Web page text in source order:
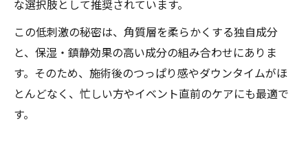
口コミから見るダクトピールとララピール
の差
ダクトピールならではの効果や導入費用の
特徴
美肌を目指す方必見のダクトピール体験談
な選択肢として推奨されています。
この低刺激の秘密は、角質層を柔らかくする独自成分
と、保湿・鎮静効果の高い成分の組み合わせにありま
す。そのため、施術後のつっぱり感やダウンタイムがほ
とんどなく、忙しい方やイベント直前のケアにも最適で
す。